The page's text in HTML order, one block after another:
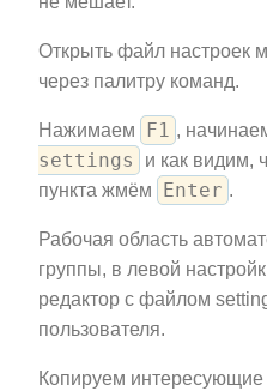
Открыть файл настроек
через палитру команд.
Нажимаем F1 ,
settings
и как видим,
пункта жмём
Enter .
Рабочая область
группы, в левой
редактор с файлом
пользователя.
Копируем интересующие